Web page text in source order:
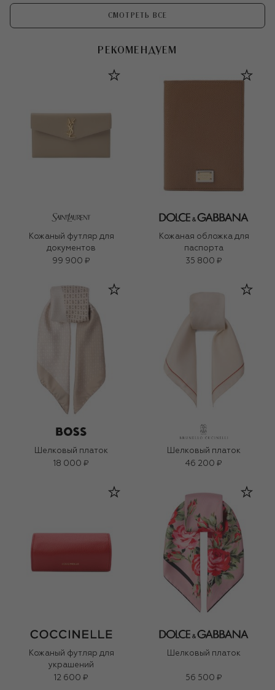
СМОТРЕТЬ ВСЕ
РЕКОМЕНДУЕМ
Кожаный футляр для
документов
99 900 ₽
Кожаная обложка для
паспорта
35 800 ₽
Шелковый платок
18 000 ₽
Шелковый платок
46 200 ₽
Кожаный футляр для
украшений
12 600 ₽
Шелковый платок
56 500 ₽